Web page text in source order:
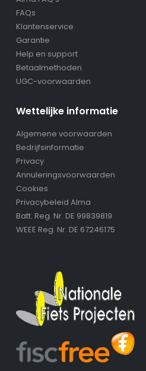
FAQs
Klantenservice
Garantie
Help en support
Betaalmethoden
UGC-voorwaarden
Wettelijke informatie
Algemene voorwaarden
Bedrijfsinformatie
Privacy
Annuleringsvoorwaarden
Cookies
Privacybeleid Alma
Batt. Reg. Nr. DE 99839819
WEEE Reg. Nr. DE 67246175